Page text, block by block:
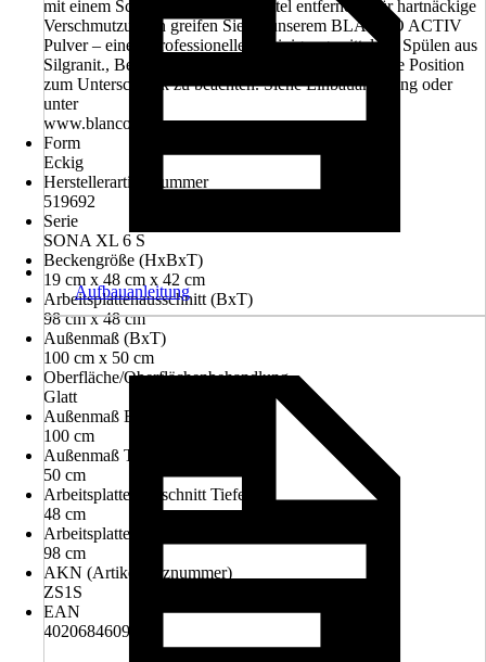
mit einem Schwamm und Spülmittel entfernen. Für hartnäckige
Verschmutzungen greifen Sie zu unserem BLANCO ACTIV
Pulver – einem professionellen Reinigungsmittel für Spülen aus
Silgranit., Beim Ausschnitt ist immer dessen korrekte Position
zum Unterschrank zu beachten. Siehe Einbauanleitung oder
unter
www.blanco.com
Form
Eckig
Herstellerartikelnummer
519692
Serie
SONA XL 6 S
Beckengröße (HxBxT)
19 cm x 48 cm x 42 cm
Arbeitsplattenausschnitt (BxT)
98 cm x 48 cm
Außenmaß (BxT)
100 cm x 50 cm
Oberfläche/Oberflächenbehandlung
Glatt
Außenmaß Breite
100 cm
Außenmaß Tiefe
50 cm
Arbeitsplattenausschnitt Tiefe
48 cm
Arbeitsplattenausschnitt Breite
98 cm
AKN (Artikelkurznummer)
ZS1S
EAN
4020684609517
Aufbauanleitung